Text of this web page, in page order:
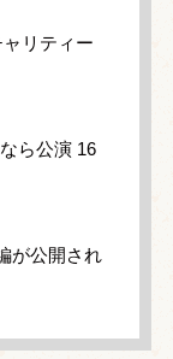
ャリティー
ら公演 16
が公開され